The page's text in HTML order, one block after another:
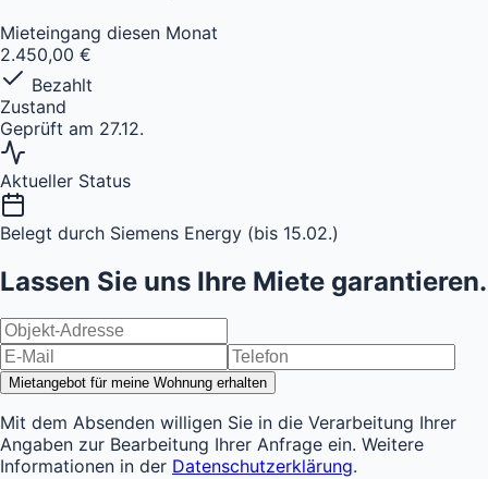
Mieteingang diesen Monat
2.450,00 €
Bezahlt
Zustand
Geprüft am 27.12.
Aktueller Status
Belegt durch Siemens Energy (bis 15.02.)
Lassen Sie uns Ihre Miete garantieren.
Mietangebot für meine Wohnung erhalten
Mit dem Absenden willigen Sie in die Verarbeitung Ihrer
Angaben zur Bearbeitung Ihrer Anfrage ein. Weitere
Informationen in der Datenschutzerklärung.